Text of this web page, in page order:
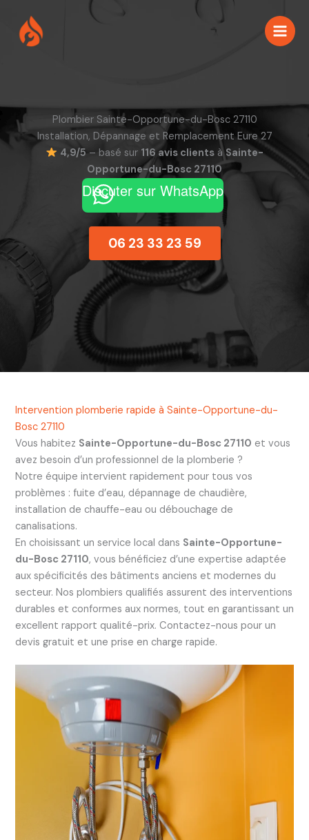
contenu
Plombier Sainte-Opportune-du-Bosc 27110
Installation, Dépannage et Remplacement Eure 27
4,9/5 – basé sur 116 avis clientsàSainte-
Opportune-du-Bosc 27110
Discuter sur WhatsApp
06 23 33 23 59
Intervention plomberie rapide à Sainte-Opportune-du-
Bosc 27110
Vous habitez Sainte-Opportune-du-Bosc 27110 et vous
avez besoin d’un professionnel de la plomberie ?
Notre équipe intervient rapidement pour tous vos
problèmes : fuite d’eau, dépannage de chaudière,
installation de chauffe-eau ou débouchage de
canalisations.
En choisissant un service local dans Sainte-Opportune-
du-Bosc 27110, vous bénéficiez d’une expertise adaptée
aux spécificités des bâtiments anciens et modernes du
secteur. Nos plombiers qualifiés assurent des interventions
durables et conformes aux normes, tout en garantissant un
excellent rapport qualité-prix. Contactez-nous pour un
devis gratuit et une prise en charge rapide.